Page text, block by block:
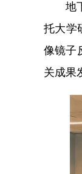
地下
托大学
像镜子
关成果